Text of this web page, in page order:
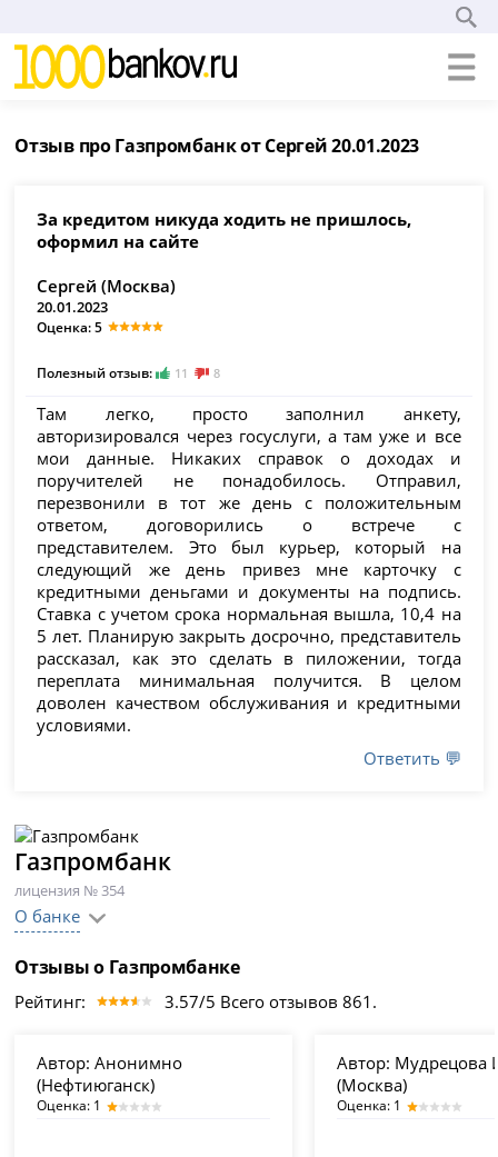
Отзыв про Газпромбанк от Сергей 20.01.2023
За кредитом никуда ходить не пришлось,
оформил на сайте
Сергей (Москва)
20.01.2023
Оценка: 5
Полезный отзыв: 11 8
Там легко, просто заполнил анкету,
авторизировался через госуслуги, а там уже и все
мои данные. Никаких справок о доходах и
поручителей не понадобилось. Отправил,
перезвонили в тот же день с положительным
ответом, договорились о встрече с
представителем. Это был курьер, который на
следующий же день привез мне карточку с
кредитными деньгами и документы на подпись.
Ставка с учетом срока нормальная вышла, 10,4 на
5 лет. Планирую закрыть досрочно, представитель
рассказал, как это сделать в пиложении, тогда
переплата минимальная получится. В целом
доволен качеством обслуживания и кредитными
условиями.
Ответить 💬
Газпромбанк
лицензия № 354
О банке
Отзывы о Газпромбанке
Рейтинг: 3.57/5 Всего отзывов 861.
Автор: Анонимно
(Нефтиюганск)
Оценка: 1
Автор: Мудрецова
(Москва)
Оценка: 1